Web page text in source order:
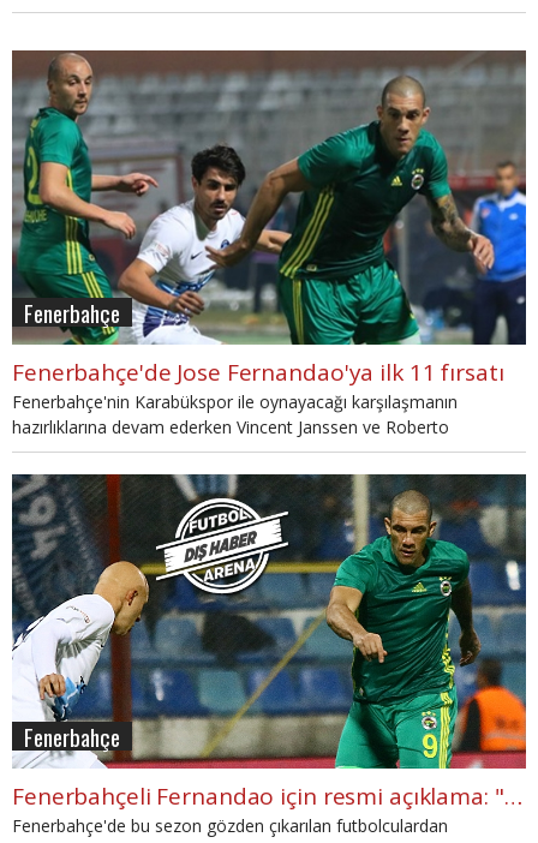
Fenerbahçe
Fenerbahçe'de Jose Fernandao'ya ilk 11 fırsatı
Fenerbahçe'nin Karabükspor ile oynayacağı karşılaşmanın
hazırlıklarına devam ederken Vincent Janssen ve Roberto
Soldado'nun sakatlıkları sonrası Jose Fernandao'ya ilk 11 yolu
gözüktü.
Fenerbahçe
Fenerbahçeli Fernandao için resmi açıklama: "Evet ilgileniyoruz."
Fenerbahçe'de bu sezon gözden çıkarılan futbolculardan